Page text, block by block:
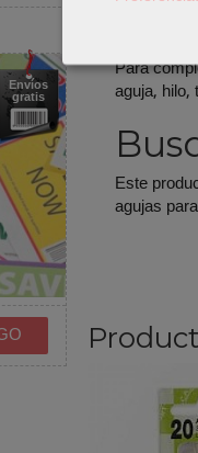
Envíos
gratis
Para
aguja,
Este
agujas